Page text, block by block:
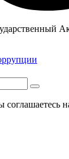
соглашаетесь